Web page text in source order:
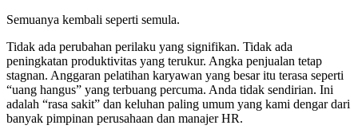
Semuanya kembali seperti semula.
Tidak ada perubahan perilaku yang signifikan. Tidak ada
peningkatan produktivitas yang terukur. Angka penjualan tetap
stagnan. Anggaran pelatihan karyawan yang besar itu terasa seperti
“uang hangus” yang terbuang percuma. Anda tidak sendirian. Ini
adalah “rasa sakit” dan keluhan paling umum yang kami dengar dari
banyak pimpinan perusahaan dan manajer HR.